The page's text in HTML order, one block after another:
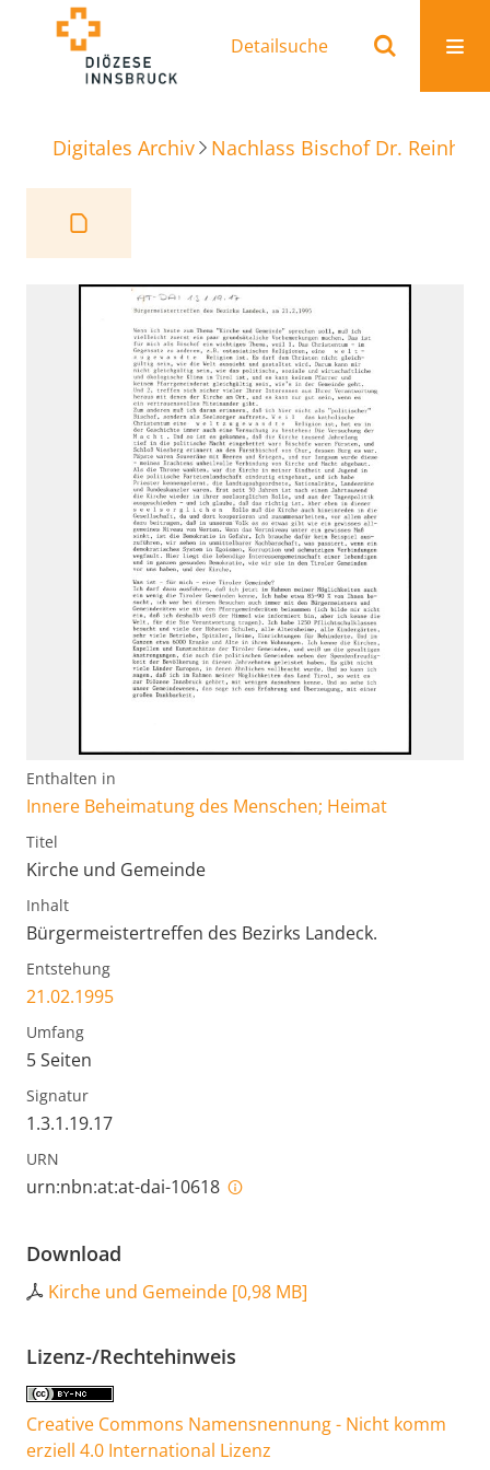
Detailsuche
Digitales Archiv Nachlass Bischof Dr.
Enthalten in
Innere Beheimatung des Menschen; Heimat
Titel
Kirche und Gemeinde
Inhalt
Bürgermeistertreffen des Bezirks Landeck.
Entstehung
21.02.1995
Umfang
5 Seiten
Signatur
1.3.1.19.17
URN
urn:nbn:at:at-dai-10618
Download
Kirche und Gemeinde [0,98 MB]
Lizenz-/Rechtehinweis
Creative Commons Namensnennung - Nicht komm
erziell 4.0 International Lizenz